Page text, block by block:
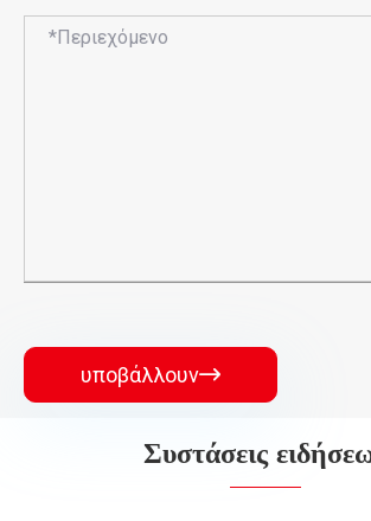
υποβάλλουν
Συστάσεις